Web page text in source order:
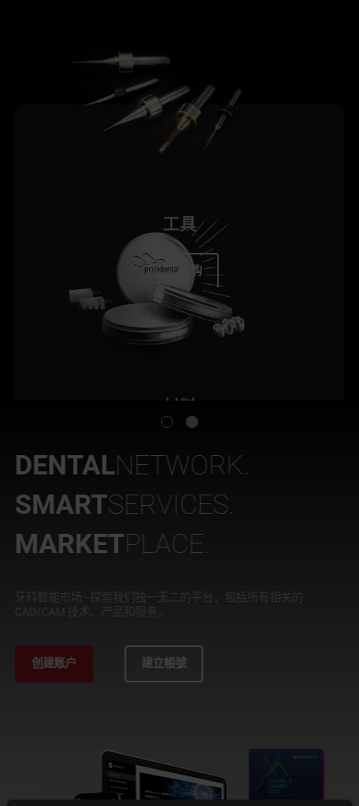
工具
立即订购
材料
關於 PRITIDENTA
DENTALNETWORK.
SMARTSERVICES.
MARKETPLACE.
牙科智能市场 - 探索我们独一无二的平台，包括所有相关的
CAD/CAM 技术、产品和服务。
创建账户 建立帳號